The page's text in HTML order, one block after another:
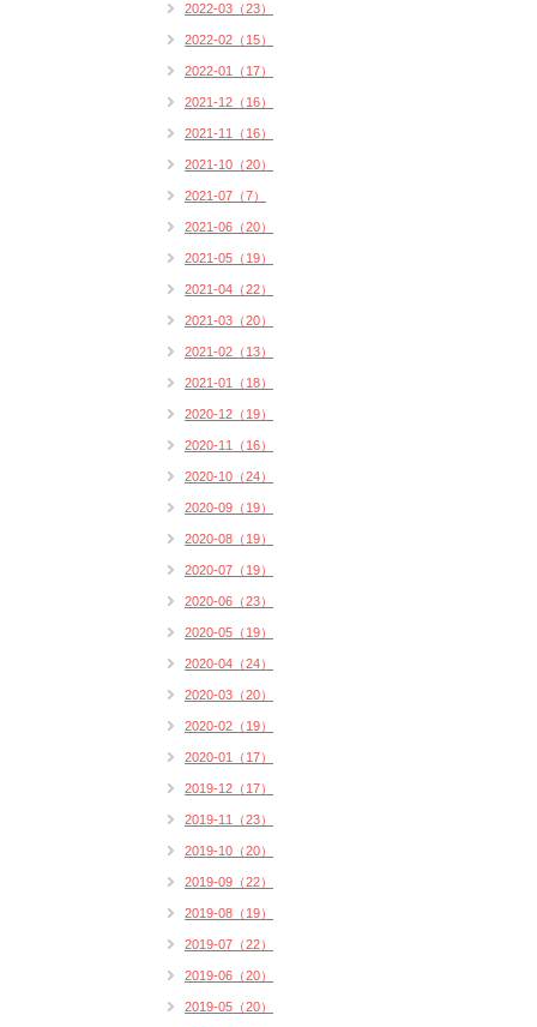
2022-03（23）
2022-02（15）
2022-01（17）
2021-12（16）
2021-11（16）
2021-10（20）
2021-07（7）
2021-06（20）
2021-05（19）
2021-04（22）
2021-03（20）
2021-02（13）
2021-01（18）
2020-12（19）
2020-11（16）
2020-10（24）
2020-09（19）
2020-08（19）
2020-07（19）
2020-06（23）
2020-05（19）
2020-04（24）
2020-03（20）
2020-02（19）
2020-01（17）
2019-12（17）
2019-11（23）
2019-10（20）
2019-09（22）
2019-08（19）
2019-07（22）
2019-06（20）
2019-05（20）